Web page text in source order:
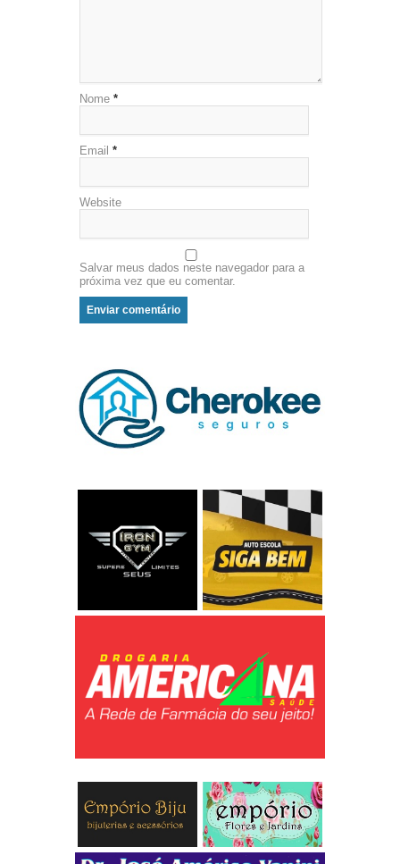
Nome *
Email *
Website
Salvar meus dados neste navegador para a
próxima vez que eu comentar.